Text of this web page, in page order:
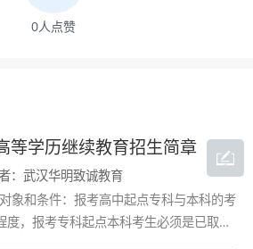
设计制造与自动化，电气
程，食品科学与工程，康
、水产养殖学、环境设计
0人点赞
等学历继续教育招生简章
：武汉华明致诚教育
象和条件：报考高中起点专科与本科的考
度，报考专科起点本科考生必须是已取得